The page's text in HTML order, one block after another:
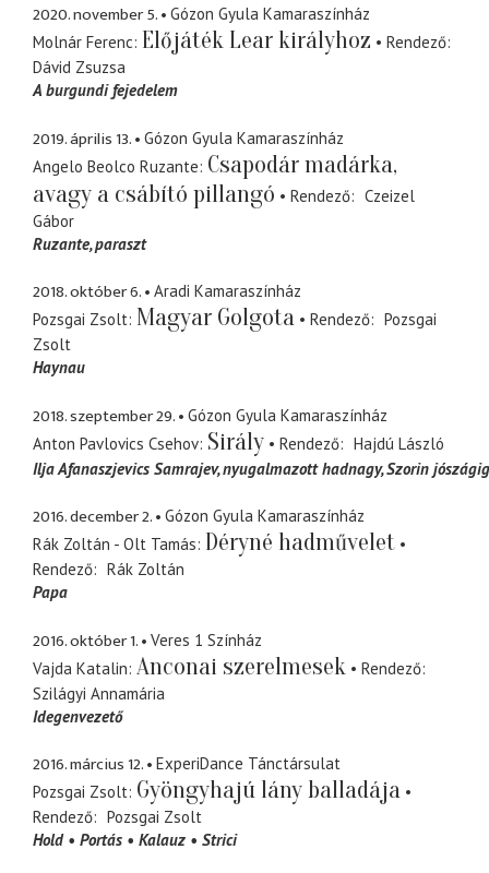
2020. november 5.
Gózon Gyula Kamaraszínház
Molnár Ferenc Előjáték Lear királyhoz
Rendező
Dávid Zsuzsa
A burgundi fejedelem
2019. április 13.
Gózon Gyula Kamaraszínház
Angelo Beolco Ruzante Csapodár madárka,
avagy a csábító pillangó
Rendező
Czeizel
Gábor
Ruzante paraszt
2018. október 6.
Aradi Kamaraszínház
Pozsgai Zsolt Magyar Golgota Rendező
Pozsgai
Zsolt
Haynau
2018. szeptember 29.
Gózon Gyula Kamaraszínház
Anton Pavlovics Csehov Sirály Rendező
Hajdú László
Ilja Afanaszjevics Samrajev nyugalmazott hadnagy, Szorin
2016. december 2.
Gózon Gyula Kamaraszínház
Rák Zoltán - Olt Tamás Déryné hadművelet
Rendező
Rák Zoltán
Papa
2016. október 1.
Veres 1 Színház
Vajda Katalin Anconai szerelmesek
Rendező
Szilágyi Annamária
Idegenvezető
2016. március 12.
ExperiDance Tánctársulat
Pozsgai Zsolt Gyöngyhajú lány balladája
Rendező
Pozsgai Zsolt
Hold
Portás Kalauz Strici